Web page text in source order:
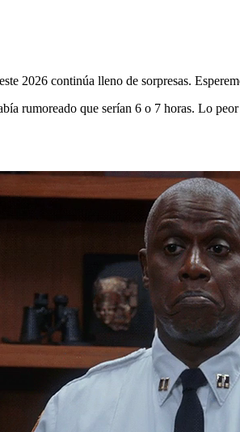
2026 continúa lleno de sorpresas.
rumoreado que serían 6 o 7 horas. Lo